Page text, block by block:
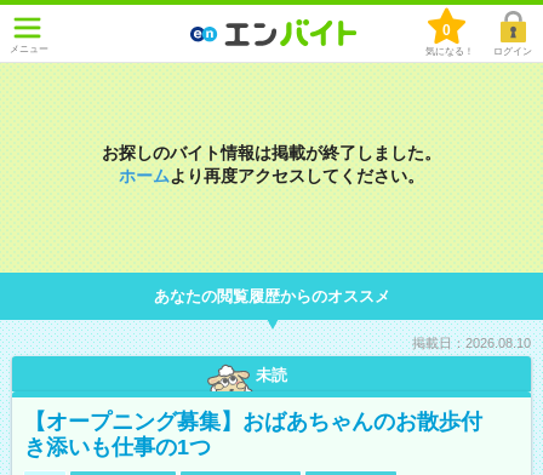
メニュー
0
気になる！ ログイン
お探しのバイト情報は掲載が終了しました。
ホームより再度アクセスしてください。
あなたの閲覧履歴からのオススメ
掲載日：2026.08.10
未読
【オープニング募集】おばあちゃんのお散歩付
き添いも仕事の1つ